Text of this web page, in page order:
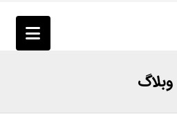
وبلاگ